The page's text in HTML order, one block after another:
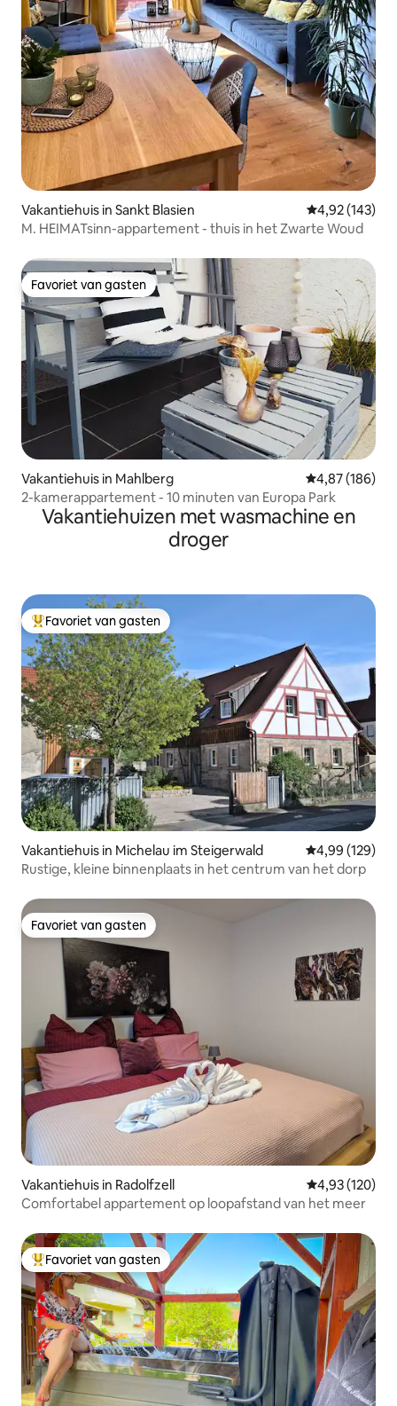
Vakantiehuis in Sankt Blasien Gemiddelde
4,92 (143)
M. HEIMATsinn-appartement - thuis in het Zwarte Woud
Favoriet van gasten
Favoriet van gasten
Vakantiehuis in Mahlberg Gemiddelde
4,87 (186)
2-kamerappartement - 10 minuten van Europa Park
Vakantiehuizen met wasmachine en
droger
Topfavoriet van gasten
Favoriet van gasten
Vakantiehuis in Michelau im Steigerwald Gemiddelde
4,99 (129)
Rustige, kleine binnenplaats in het centrum van het dorp
Favoriet van gasten
Favoriet van gasten
Vakantiehuis in Radolfzell Gemiddelde
4,93 (120)
Comfortabel appartement op loopafstand van het meer
Topfavoriet van gasten
Favoriet van gasten